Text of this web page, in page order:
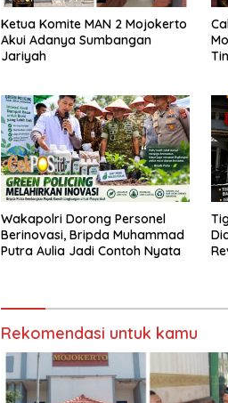
Ketua Komite MAN 2 Mojokerto
Akui Adanya Sumbangan
Jariyah
Wakapolri Dorong Personel
Berinovasi, Bripda Muhammad
Putra Aulia Jadi Contoh Nyata
Rekomendasi untuk kamu